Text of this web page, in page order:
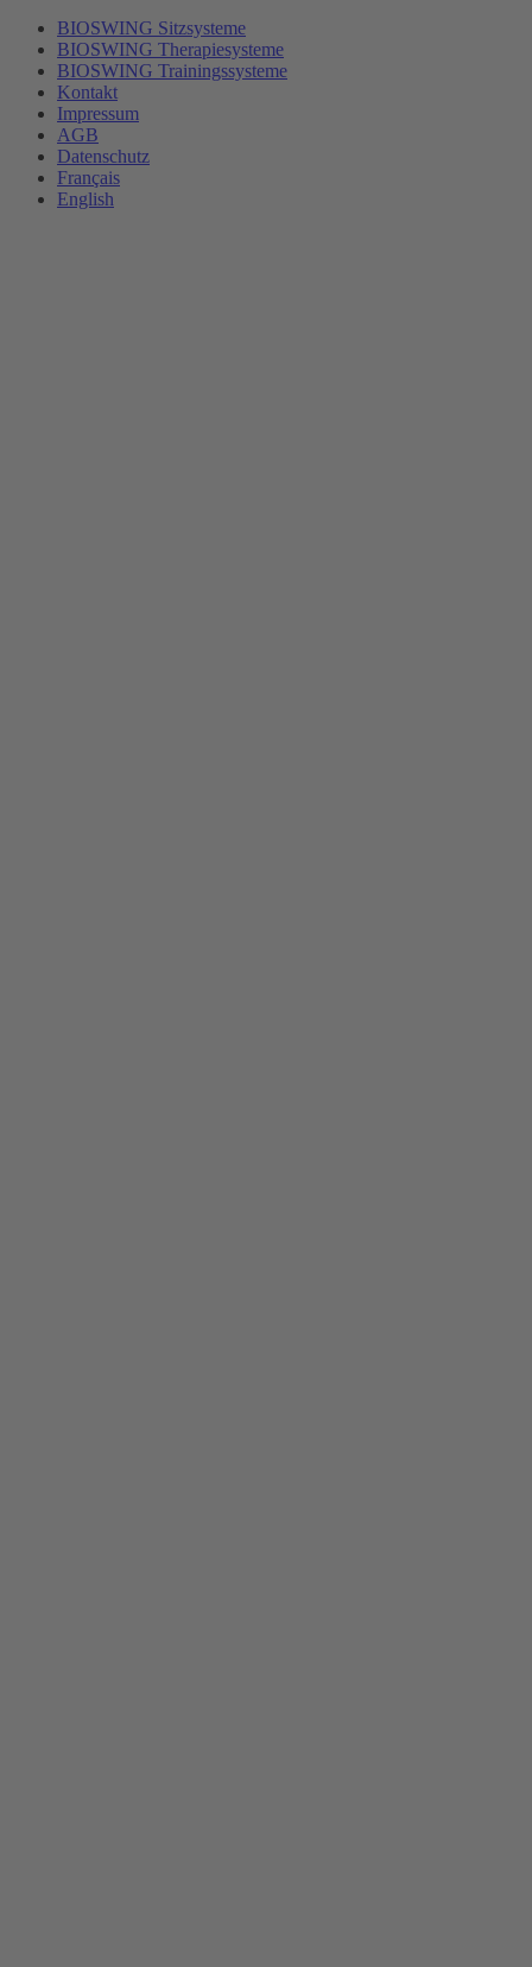
BIOSWING Sitzsysteme
BIOSWING Therapiesysteme
BIOSWING Trainingssysteme
Kontakt
Impressum
AGB
Datenschutz
Français
English